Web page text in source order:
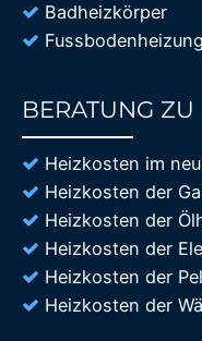
Badheizkörper
Fussbodenheizung
BERATUNG ZU
Heizkosten im
Heizkosten der
Heizkosten der
Heizkosten der
Heizkosten der
Heizkosten der